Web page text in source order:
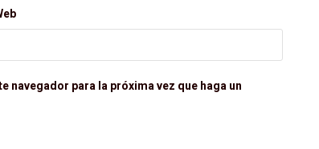
para la próxima vez que haga un